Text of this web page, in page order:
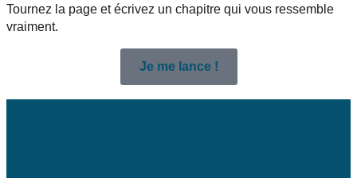
Tournez la page et écrivez un chapitre qui vous ressemble
vraiment.
Je me lance !